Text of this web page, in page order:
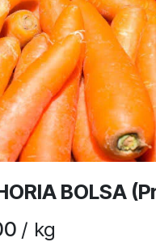
BOLSA
/ kg